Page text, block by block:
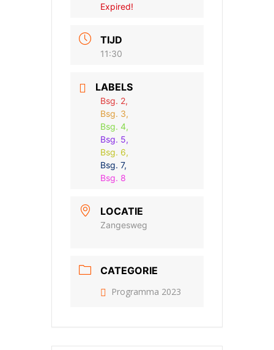
Expired!
TIJD
11:30
LABELS
Bsg. 2,
Bsg. 3,
Bsg. 4,
Bsg. 5,
Bsg. 6,
Bsg. 7,
Bsg. 8
LOCATIE
Zangesweg
CATEGORIE
Programma 2023